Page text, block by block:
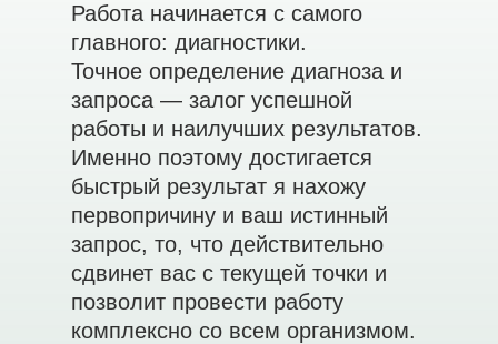
Работа начинается с самого
главного: диагностики.
Точное определение диагноза и
запроса — залог успешной
работы и наилучших результатов.
Именно поэтому достигается
быстрый результат я нахожу
первопричину и ваш истинный
запрос, то, что действительно
сдвинет вас с текущей точки и
позволит провести работу
комплексно со всем организмом.